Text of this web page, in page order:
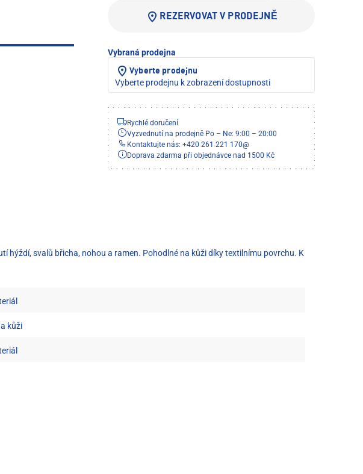
REZERVOVAT V PRODEJNĚ
Vybraná prodejna
Vyberte prodejnu
Vyberte prodejnu k zobrazení dostupnosti
Rychlé doručení
Vyzvednutí na prodejně Po – Ne: 9:00 – 20:00
Kontaktujte nás: +420 261 221 170@
Doprava zdarma při objednávce nad 1500 Kč
hýždí, svalů břicha, nohou a ramen. Pohodlné na kůži díky textilnímu povrchu. K
kůži